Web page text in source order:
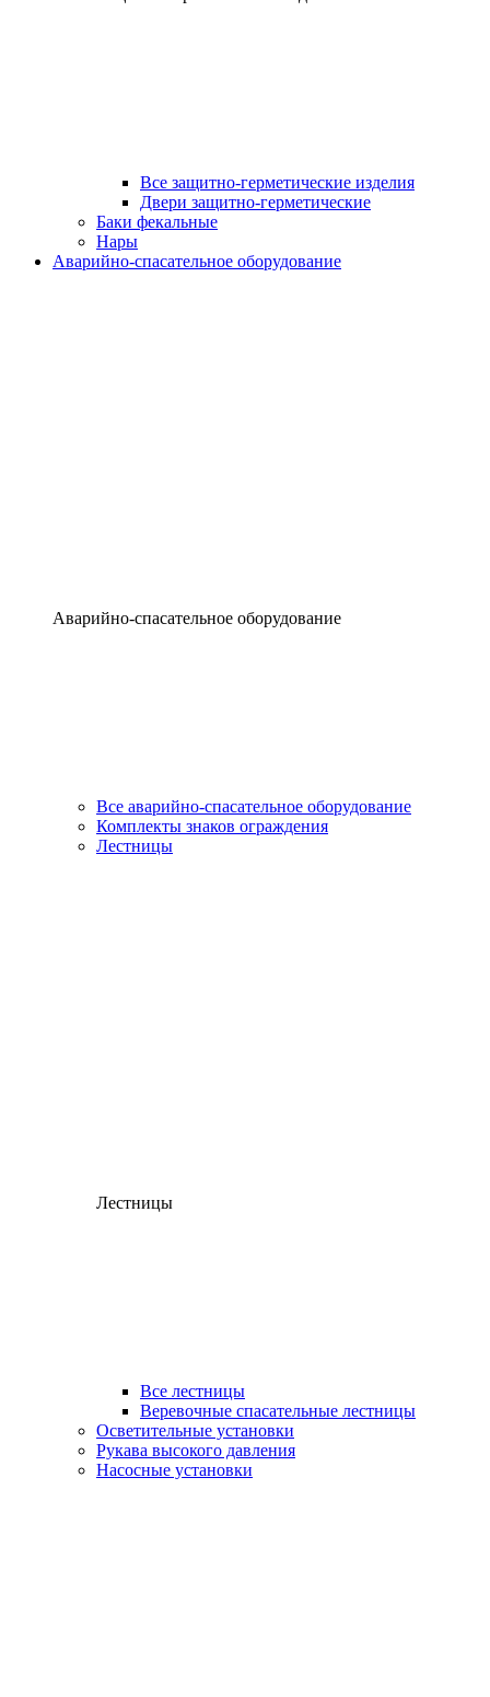
Все защитно-герметические изделия
Двери защитно-герметические
Баки фекальные
Нары
Аварийно-спасательное оборудование
Аварийно-спасательное оборудование
Все аварийно-спасательное оборудование
Комплекты знаков ограждения
Лестницы
Лестницы
Все лестницы
Веревочные спасательные лестницы
Осветительные установки
Рукава высокого давления
Насосные установки